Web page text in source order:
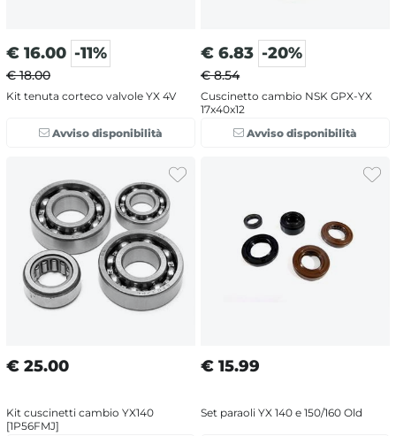
€ 16.00 -11%
€ 18.00
Kit tenuta corteco valvole YX 4V
Avviso disponibilità
€ 6.83 -20%
€ 8.54
Cuscinetto cambio NSK GPX-YX
17x40x12
Avviso disponibilità
€ 25.00
Kit cuscinetti cambio YX140
[1P56FMJ]
€ 15.99
Set paraoli YX 140 e 150/160 Old